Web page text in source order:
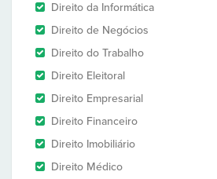
Direito da Informática
Direito de Negócios
Direito do Trabalho
Direito Eleitoral
Direito Empresarial
Direito Financeiro
Direito Imobiliário
Direito Médico